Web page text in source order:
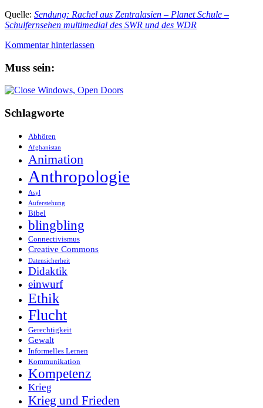
Quelle: Sendung: Rachel aus Zentralasien – Planet Schule –
Schulfernsehen multimedial des SWR und des WDR
Kommentar hinterlassen
Muss sein:
Schlagworte
Abhören
Afghanistan
Animation
Anthropologie
Asyl
Auferstehung
Bibel
blingbling
Connectivismus
Creative Commons
Datensicherheit
Didaktik
einwurf
Ethik
Flucht
Gerechtigkeit
Gewalt
Informelles Lernen
Kommunikation
Kompetenz
Krieg
Krieg und Frieden